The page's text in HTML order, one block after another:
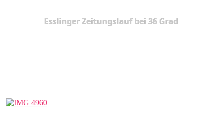
Esslinger Zeitungslauf bei 36 Grad